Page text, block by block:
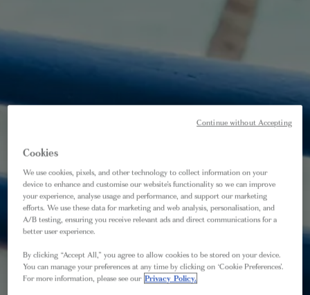
ÜBER DANI VOLBERT
Cookies
We use cookies, pixels, and other technology to collect information on your
device to enhance and customise our website’s functionality so we can improve
your experience, analyse usage and performance, and support our marketing
efforts. We use these data for marketing and web analysis, personalisation, and
A/B testing, ensuring you receive relevant ads and direct communications for a
better user experience.
By clicking “Accept All,” you agree to allow cookies to be stored on your device.
You can manage your preferences at any time by clicking on ‘Cookie Preferences’.
For more information, please see our Privacy Policy.
Continue without Accepting